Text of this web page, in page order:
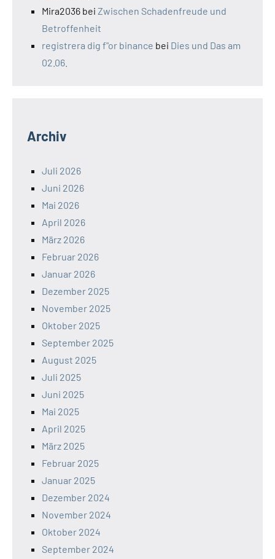
Mira2036 bei Zwischen Schadenfreude und
Betroffenheit
registrera dig f"or binance bei Dies und Das am
02.06.
Archiv
Juli 2026
Juni 2026
Mai 2026
April 2026
März 2026
Februar 2026
Januar 2026
Dezember 2025
November 2025
Oktober 2025
September 2025
August 2025
Juli 2025
Juni 2025
Mai 2025
April 2025
März 2025
Februar 2025
Januar 2025
Dezember 2024
November 2024
Oktober 2024
September 2024